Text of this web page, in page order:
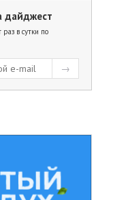
дайджест
в сутки по